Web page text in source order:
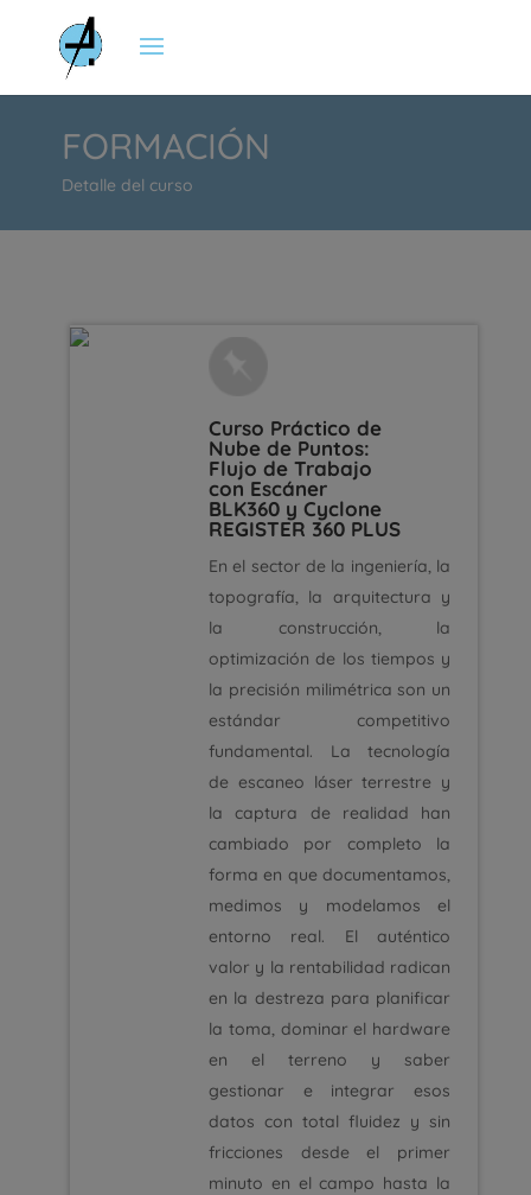
FORMACIÓN
Detalle del curso
Curso Práctico de
Nube de Puntos:
Flujo de Trabajo
con Escáner
BLK360 y Cyclone
REGISTER 360 PLUS
En el sector de la ingeniería, la
topografía, la arquitectura y
la construcción, la
optimización de los tiempos y
la precisión milimétrica son un
estándar competitivo
fundamental. La tecnología
de escaneo láser terrestre y
la captura de realidad han
cambiado por completo la
forma en que documentamos,
medimos y modelamos el
entorno real. El auténtico
valor y la rentabilidad radican
en la destreza para planificar
la toma, dominar el hardware
en el terreno y saber
gestionar e integrar esos
datos con total fluidez y sin
fricciones desde el primer
minuto en el campo hasta la